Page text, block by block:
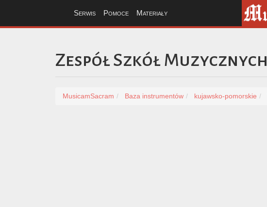
Serwis Pomoce Materiały
Zespół Szkół Muzycznych
MusicamSacram Baza instrumentów kujawsko-pomorskie